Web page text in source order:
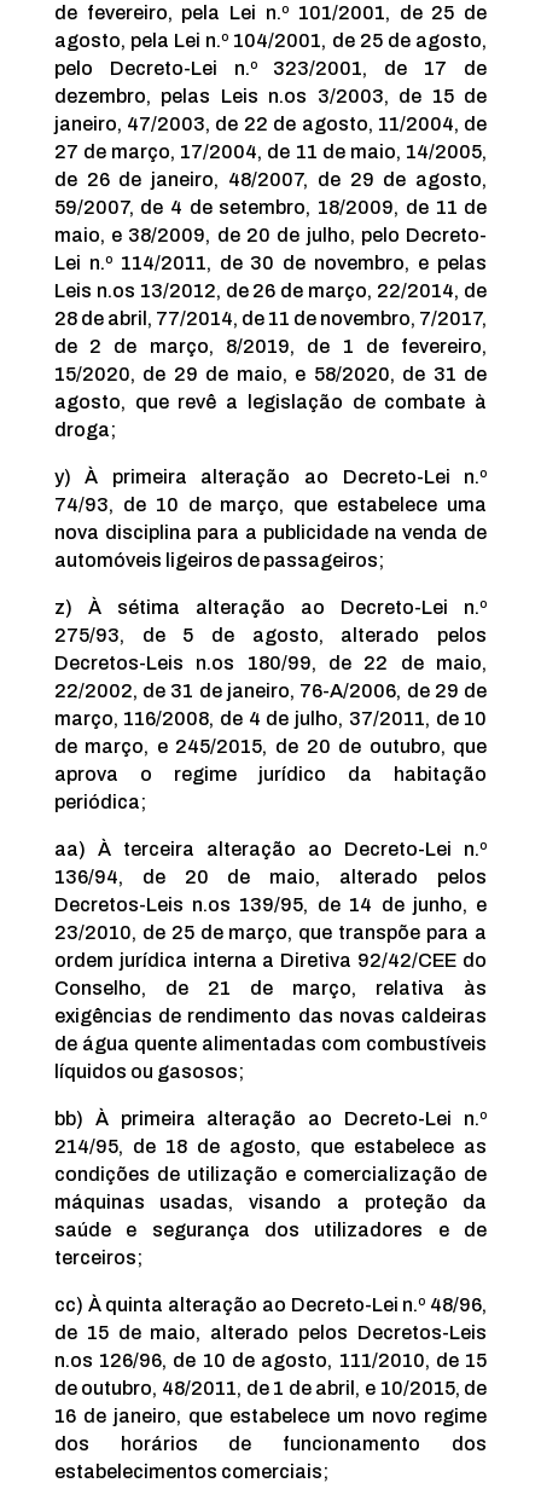
de fevereiro, pela Lei n.º 101/2001, de 25 de
agosto, pela Lei n.º 104/2001, de 25 de agosto,
pelo Decreto-Lei n.º 323/2001, de 17 de
dezembro, pelas Leis n.os 3/2003, de 15 de
janeiro, 47/2003, de 22 de agosto, 11/2004, de
27 de março, 17/2004, de 11 de maio, 14/2005,
de 26 de janeiro, 48/2007, de 29 de agosto,
59/2007, de 4 de setembro, 18/2009, de 11 de
maio, e 38/2009, de 20 de julho, pelo Decreto-
Lei n.º 114/2011, de 30 de novembro, e pelas
Leis n.os 13/2012, de 26 de março, 22/2014, de
28 de abril, 77/2014, de 11 de novembro, 7/2017,
de 2 de março, 8/2019, de 1 de fevereiro,
15/2020, de 29 de maio, e 58/2020, de 31 de
agosto, que revê a legislação de combate à
droga;
y) À primeira alteração ao Decreto-Lei n.º
74/93, de 10 de março, que estabelece uma
nova disciplina para a publicidade na venda de
automóveis ligeiros de passageiros;
z) À sétima alteração ao Decreto-Lei n.º
275/93, de 5 de agosto, alterado pelos
Decretos-Leis n.os 180/99, de 22 de maio,
22/2002, de 31 de janeiro, 76-A/2006, de 29 de
março, 116/2008, de 4 de julho, 37/2011, de 10
de março, e 245/2015, de 20 de outubro, que
aprova o regime jurídico da habitação
periódica;
aa) À terceira alteração ao Decreto-Lei n.º
136/94, de 20 de maio, alterado pelos
Decretos-Leis n.os 139/95, de 14 de junho, e
23/2010, de 25 de março, que transpõe para a
ordem jurídica interna a Diretiva 92/42/CEE do
Conselho, de 21 de março, relativa às
exigências de rendimento das novas caldeiras
de água quente alimentadas com combustíveis
líquidos ou gasosos;
bb) À primeira alteração ao Decreto-Lei n.º
214/95, de 18 de agosto, que estabelece as
condições de utilização e comercialização de
máquinas usadas, visando a proteção da
saúde e segurança dos utilizadores e de
terceiros;
cc) À quinta alteração ao Decreto-Lei n.º 48/96,
de 15 de maio, alterado pelos Decretos-Leis
n.os 126/96, de 10 de agosto, 111/2010, de 15
de outubro, 48/2011, de 1 de abril, e 10/2015, de
16 de janeiro, que estabelece um novo regime
dos horários de funcionamento dos
estabelecimentos comerciais;